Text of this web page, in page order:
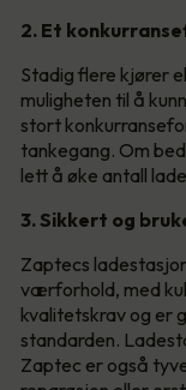
2. Et
Stadig flere kjører
muligheten til å
stort
tankegang. Om
lett å øke antall
3. Sikkert og
Zaptecs
værforhold, med
kvalitetskrav og er
standarden.
Zaptec er også